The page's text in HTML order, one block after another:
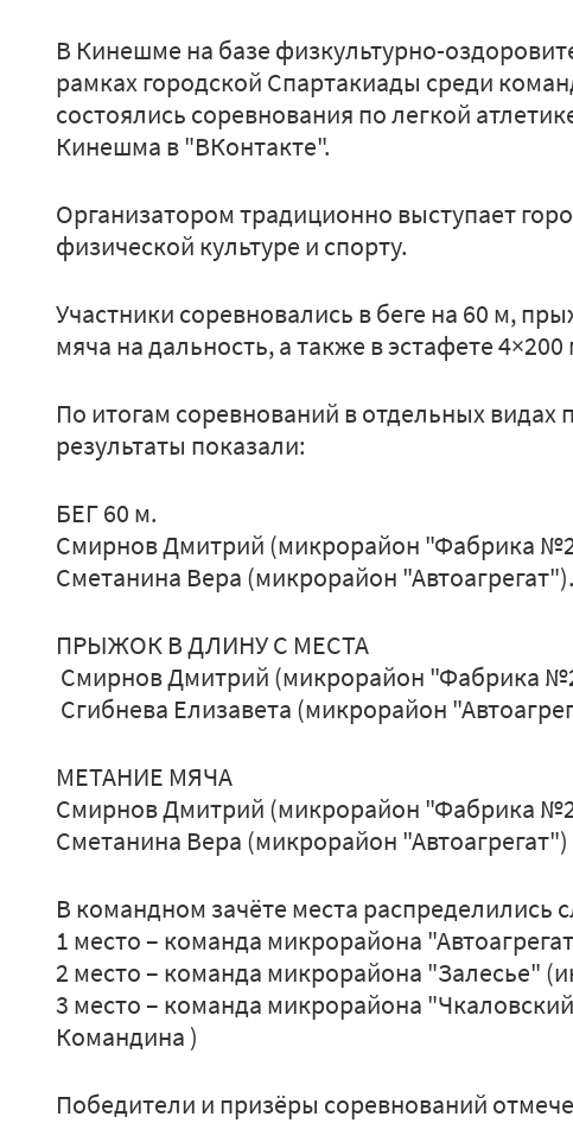
В Кинешме на базе физкультурно-
рамках городской Спартакиады среди
состоялись соревнования по легкой
Кинешма в "ВКонтакте".
Организатором традиционно выступает
физической культуре и спорту.
Участники соревновались в беге на 60 м,
мяча на дальность, а также в эстафете 4×200
По итогам соревнований в отдельных
результаты показали:
БЕГ 60 м.
Смирнов Дмитрий (микрорайон "Фабрика
Сметанина Вера (микрорайон "Автоагрегат").
ПРЫЖОК В ДЛИНУ С МЕСТА
Смирнов Дмитрий (микрорайон "Фабрика
Сгибнева Елизавета (микрорайон
МЕТАНИЕ МЯЧА
Смирнов Дмитрий (микрорайон "Фабрика
Сметанина Вера (микрорайон "Автоагрегат")
В командном зачёте места
1 место – команда микрорайона
2 место – команда микрорайона "Залесье"
3 место – команда микрорайона
Командина )
Победители и призёры соревнований